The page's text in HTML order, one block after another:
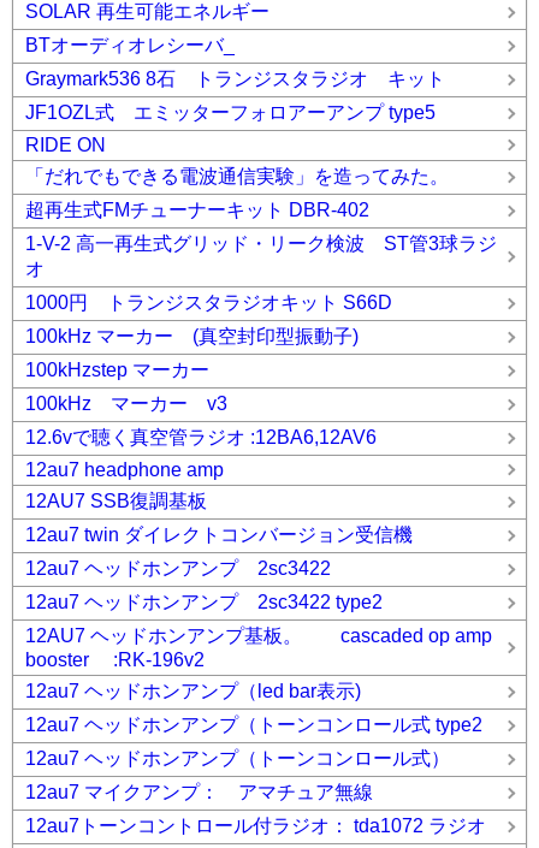
SOLAR 再生可能エネルギー
BTオーディオレシーバ_
Graymark536 8石 トランジスタラジオ キット
JF1OZL式 エミッターフォロアーアンプ type5
RIDE ON
「だれでもできる電波通信実験」を造ってみた。
超再生式FMチューナーキット DBR-402
1-V-2 高一再生式グリッド・リーク検波 ST管3球ラジ
オ
1000円 トランジスタラジオキット S66D
100kHz マーカー (真空封印型振動子)
100kHzstep マーカー
100kHz マーカー v3
12.6vで聴く真空管ラジオ :12BA6,12AV6
12au7 headphone amp
12AU7 SSB復調基板
12au7 twin ダイレクトコンバージョン受信機
12au7 ヘッドホンアンプ 2sc3422
12au7 ヘッドホンアンプ 2sc3422 type2
12AU7 ヘッドホンアンプ基板。 cascaded op amp
booster :RK-196v2
12au7 ヘッドホンアンプ（led bar表示)
12au7 ヘッドホンアンプ（トーンコンロール式 type2
12au7 ヘッドホンアンプ（トーンコンロール式）
12au7 マイクアンプ： アマチュア無線
12au7トーンコントロール付ラジオ： tda1072 ラジオ